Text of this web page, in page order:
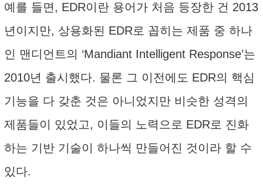
예를 들면, EDR이란 용어가 처음 등장한 건 2013
년이지만, 상용화된 EDR로 꼽히는 제품 중 하나
인 맨디언트의 ‘Mandiant Intelligent Response’는
2010년 출시했다. 물론 그 이전에도 EDR의 핵심
기능을 다 갖춘 것은 아니었지만 비슷한 성격의
제품들이 있었고, 이들의 노력으로 EDR로 진화
하는 기반 기술이 하나씩 만들어진 것이라 할 수
있다.